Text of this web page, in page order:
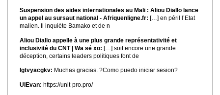
Suspension des aides internationales au Mali : Aliou Diallo lance
un appel au sursaut national - Afriquenligne.fr: […] en péril l’Etat
malien. Il inquiète Bamako et de n
Aliou Diallo appelle à une plus grande représentativité et
inclusivité du CNT | Wa sé xo: […] soit encore une grande
déception, certains leaders politiques font de
lgtvyacgkv: Muchas gracias. ?Como puedo iniciar sesion?
UIEvan: https://unit-pro.pro/